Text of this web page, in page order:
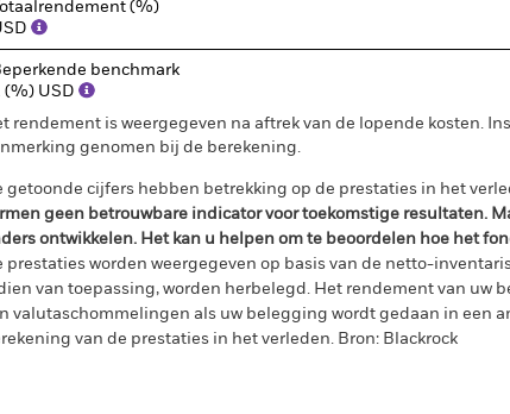
Totaalrendement (%)
benchmark
(%) USD
rendement is weergegeven na aftrek van de lopende kosten.
genomen bij de berekening.
getoonde cijfers hebben betrekking op de prestaties in het
geen betrouwbare indicator voor toekomstige resultaten.
ontwikkelen. Het kan u helpen om te beoordelen hoe het
prestaties worden weergegeven op basis van de netto-
van toepassing, worden herbelegd. Het rendement van uw
valutaschommelingen als uw belegging wordt gedaan in een
van de prestaties in het verleden. Bron: Blackrock